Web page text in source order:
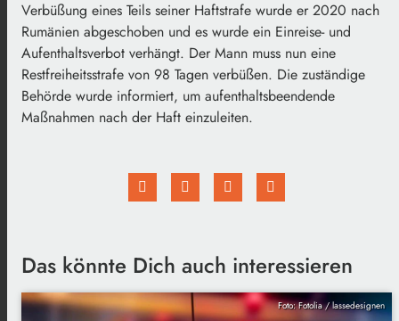
Verbüßung eines Teils seiner Haftstrafe wurde er 2020 nach
Rumänien abgeschoben und es wurde ein Einreise- und
Aufenthaltsverbot verhängt. Der Mann muss nun eine
Restfreiheitsstrafe von 98 Tagen verbüßen. Die zuständige
Behörde wurde informiert, um aufenthaltsbeendende
Maßnahmen nach der Haft einzuleiten.
Das könnte Dich auch interessieren
Foto: Fotolia / lassedesignen